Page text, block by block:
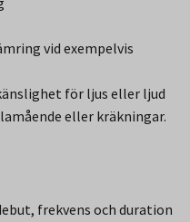
vid exempelvis
för ljus eller ljud
eller kräkningar.
frekvens och duration